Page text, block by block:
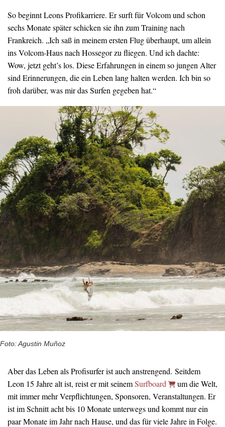
So beginnt Leons Profikarriere. Er surft für Volcom und schon
sechs Monate später schicken sie ihn zum Training nach
Frankreich. „Ich saß in meinem ersten Flug überhaupt, um allein
ins Volcom-Haus nach Hossegor zu fliegen. Und ich dachte:
Wow, jetzt geht’s los. Diese Erfahrungen in einem so jungen Alter
sind Erinnerungen, die ein Leben lang halten werden. Ich bin so
froh darüber, was mir das Surfen gegeben hat.“
Foto: Agustin Muñoz
Aber das Leben als Profisurfer ist auch anstrengend. Seitdem
Leon 15 Jahre alt ist, reist er mit seinemSurfboard
um die Welt,
mit immer mehr Verpflichtungen, Sponsoren, Veranstaltungen. Er
ist im Schnitt acht bis 10 Monate unterwegs und kommt nur ein
paar Monate im Jahr nach Hause, und das für viele Jahre in Folge.